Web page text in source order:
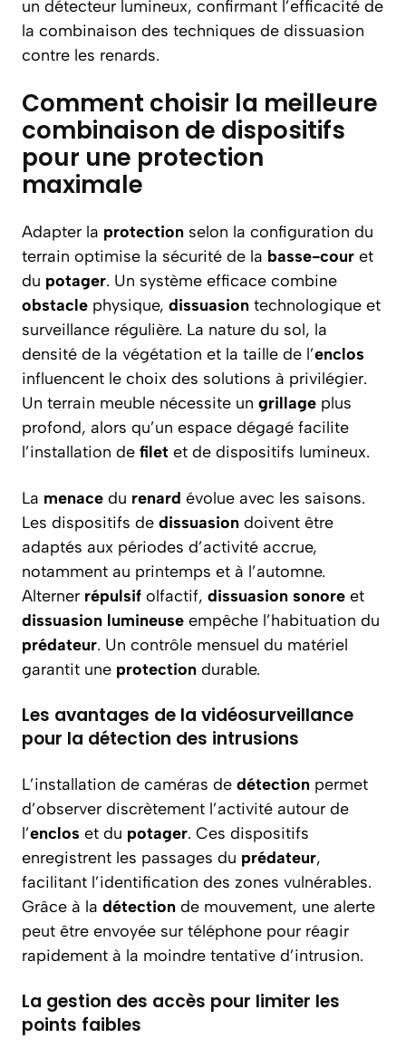
un détecteur lumineux, confirmant l’efficacité de
la combinaison des techniques de dissuasion
contre les renards.
Comment choisir la meilleure
combinaison de dispositifs
pour une protection
maximale
Adapter la protection selon la configuration du
terrain optimise la sécurité de la basse-cour et
du potager. Un système efficace combine
obstacle physique, dissuasion technologique et
surveillance régulière. La nature du sol, la
densité de la végétation et la taille de l’enclos
influencent le choix des solutions à privilégier.
Un terrain meuble nécessite un grillage plus
profond, alors qu’un espace dégagé facilite
l’installation de filet et de dispositifs lumineux.
La menace du renard évolue avec les saisons.
Les dispositifs de dissuasion doivent être
adaptés aux périodes d’activité accrue,
notamment au printemps et à l’automne.
Alterner répulsif olfactif, dissuasion sonore et
dissuasion lumineuse empêche l’habituation du
prédateur. Un contrôle mensuel du matériel
garantit une protection durable.
Les avantages de la vidéosurveillance
pour la détection des intrusions
L’installation de caméras de détection permet
d’observer discrètement l’activité autour de
l’enclos et du potager. Ces dispositifs
enregistrent les passages du prédateur,
facilitant l’identification des zones vulnérables.
Grâce à la détection de mouvement, une alerte
peut être envoyée sur téléphone pour réagir
rapidement à la moindre tentative d’intrusion.
La gestion des accès pour limiter les
points faibles